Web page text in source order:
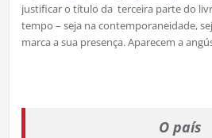
justificar o título da terceira parte do
tempo – seja na contemporaneidade,
marca a sua presença. Aparecem a
O país